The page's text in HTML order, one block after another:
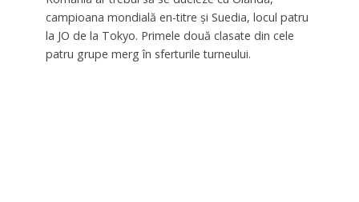
campioana mondială en-titre și Suedia, locul patru
la JO de la Tokyo. Primele două clasate din cele
patru grupe merg în sferturile turneului.